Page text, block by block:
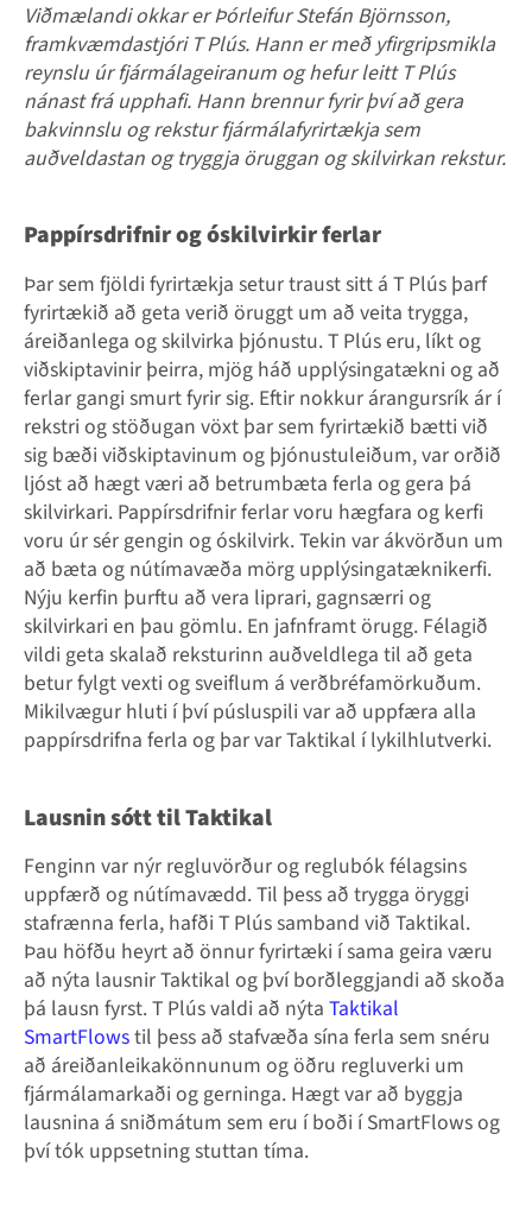
Viðmælandi okkar er Þórleifur Stefán Björnsson,
framkvæmdastjóri T Plús. Hann er með yfirgripsmikla
reynslu úr fjármálageiranum og hefur leitt T Plús
nánast frá upphafi. Hann brennur fyrir því að gera
bakvinnslu og rekstur fjármálafyrirtækja sem
auðveldastan og tryggja öruggan og skilvirkan rekstur.
Pappírsdrifnir og óskilvirkir ferlar
Þar sem fjöldi fyrirtækja setur traust sitt á T Plús þarf
fyrirtækið að geta verið öruggt um að veita trygga,
áreiðanlega og skilvirka þjónustu. T Plús eru, líkt og
viðskiptavinir þeirra, mjög háð upplýsingatækni og að
ferlar gangi smurt fyrir sig. Eftir nokkur árangursrík ár í
rekstri og stöðugan vöxt þar sem fyrirtækið bætti við
sig bæði viðskiptavinum og þjónustuleiðum, var orðið
ljóst að hægt væri að betrumbæta ferla og gera þá
skilvirkari. Pappírsdrifnir ferlar voru hægfara og kerfi
voru úr sér gengin og óskilvirk. Tekin var ákvörðun um
að bæta og nútímavæða mörg upplýsingatæknikerfi.
Nýju kerfin þurftu að vera liprari, gagnsærri og
skilvirkari en þau gömlu. En jafnframt örugg. Félagið
vildi geta skalað reksturinn auðveldlega til að geta
betur fylgt vexti og sveiflum á verðbréfamörkuðum.
Mikilvægur hluti í því púsluspili var að uppfæra alla
pappírsdrifna ferla og þar var Taktikal í lykilhlutverki.
Lausnin sótt til Taktikal
Fenginn var nýr regluvörður og reglubók félagsins
uppfærð og nútímavædd. Til þess að trygga öryggi
stafrænna ferla, hafði T Plús samband við Taktikal.
Þau höfðu heyrt að önnur fyrirtæki í sama geira væru
að nýta lausnir Taktikal og því borðleggjandi að skoða
þá lausn fyrst. T Plús valdi að nýta Taktikal
SmartFlowstil þess að stafvæða sína ferla sem snéru
að áreiðanleikakönnunum og öðru regluverki um
fjármálamarkaði og gerninga. Hægt var að byggja
lausnina á sniðmátum sem eru í boði í SmartFlows og
því tók uppsetning stuttan tíma.